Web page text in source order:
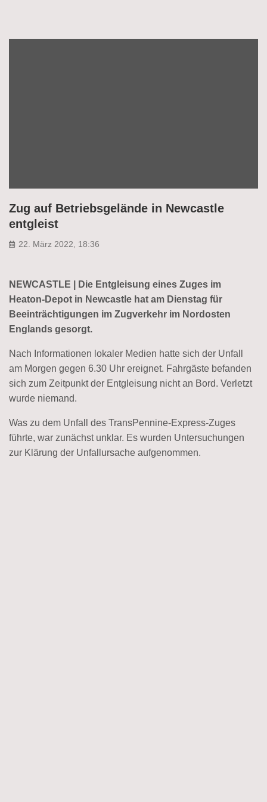
Zug auf Betriebsgelände in Newcastle
entgleist
22. März 2022, 18:36
NEWCASTLE | Die Entgleisung eines Zuges im
Heaton-Depot in Newcastle hat am Dienstag für
Beeinträchtigungen im Zugverkehr im Nordosten
Englands gesorgt.
Nach Informationen lokaler Medien hatte sich der Unfall
am Morgen gegen 6.30 Uhr ereignet. Fahrgäste befanden
sich zum Zeitpunkt der Entgleisung nicht an Bord. Verletzt
wurde niemand.
Was zu dem Unfall des TransPennine-Express-Zuges
führte, war zunächst unklar. Es wurden Untersuchungen
zur Klärung der Unfallursache aufgenommen.